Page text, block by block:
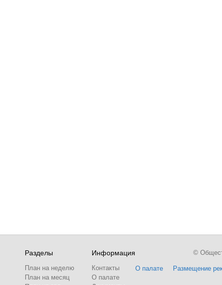
Разделы
План на неделю
План на месяц
Информация
Контакты
О палате
О палате Размещение
©